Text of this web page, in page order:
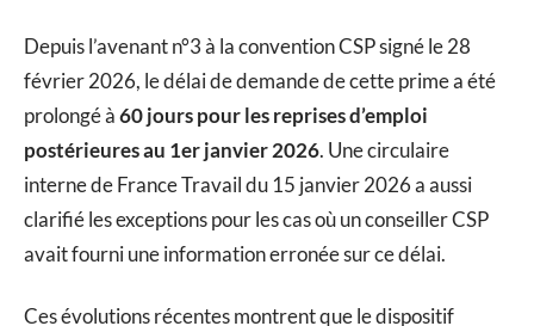
Depuis l’avenant n°3 à la convention CSP signé le 28
février 2026, le délai de demande de cette prime a été
prolongé à60 jours pour les reprises d’emploi
postérieures au 1er janvier 2026. Une circulaire
interne de France Travail du 15 janvier 2026 a aussi
clarifié les exceptions pour les cas où un conseiller CSP
avait fourni une information erronée sur ce délai.
Ces évolutions récentes montrent que le dispositif